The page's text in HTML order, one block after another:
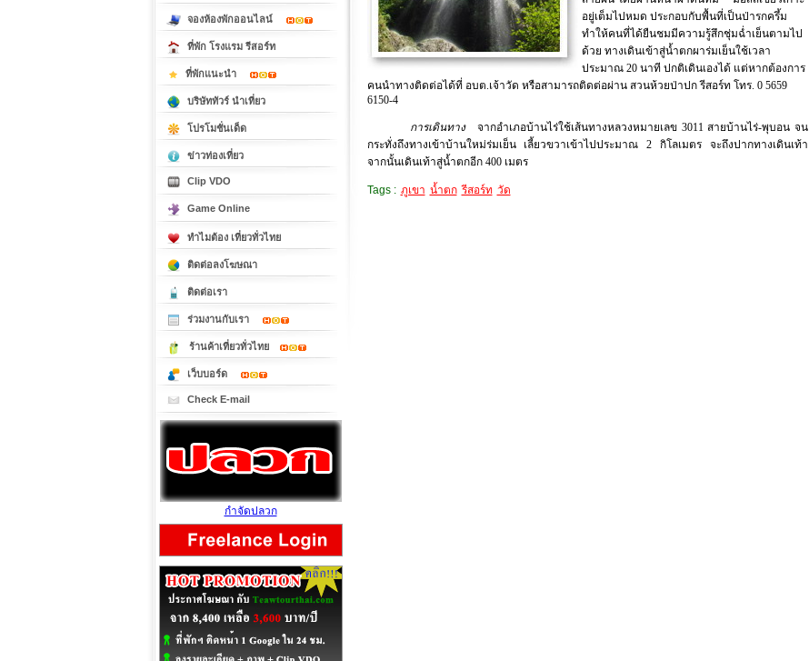
อยู่เต็มไปหมด ประกอบกับพื้นที่เป็นป่ารกครึ้ม
ทำให้คนที่ได้ยืนชมมีความรู้สึกชุ่มฉ่ำเย็นตามไป
ด้วย ทางเดินเข้าสู่น้ำตกผาร่มเย็นใช้เวลา
ประมาณ 20 นาที ปกติเดินเองได้ แต่หากต้องการ
คนนำทางติดต่อได้ที่ อบต.เจ้าวัด หรือสามารถติดต่อผ่าน สวนห้วยป่าปก รีสอร์ท โทร. 0 5659
6150-4
การเดินทาง
จากอำเภอบ้านไร่ใช้เส้นทางหลวงหมายเลข 3011 สายบ้านไร่-พุบอน จน
กระทั่งถึงทางเข้าบ้านใหม่ร่มเย็น เลี้ยวขวาเข้าไปประมาณ 2 กิโลเมตร จะถึงปากทางเดินเท้า
จากนั้นเดินเท้าสู่น้ำตกอีก 400 เมตร
Tags : ภูเขา น้ำตก รีสอร์ท วัด
จองห้องพักออนไลน์
ที่พัก โรงแรม รีสอร์ท
ที่พักแนะนำ
บริษัททัวร์ นำเที่ยว
โปรโมชั่นเด็ด
ข่าวท่องเที่ยว
Clip VDO
Game Online
ทำไมต้อง เที่ยวทั่วไทย
ติดต่อลงโฆษณา
ติดต่อเรา
ร่วมงานกับเรา
ร้านค้าเที่ยวทั่วไทย
เว็บบอร์ด
Check E-mail
กำจัดปลวก